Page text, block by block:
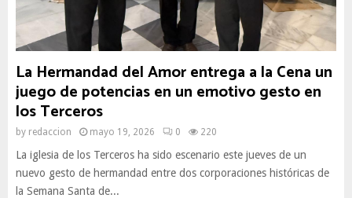
La Hermandad del Amor entrega a la Cena un
juego de potencias en un emotivo gesto en
los Terceros
by redaccion mayo 19, 2026 0 220
La iglesia de los Terceros ha sido escenario este jueves de un
nuevo gesto de hermandad entre dos corporaciones históricas de
la Semana Santa de...